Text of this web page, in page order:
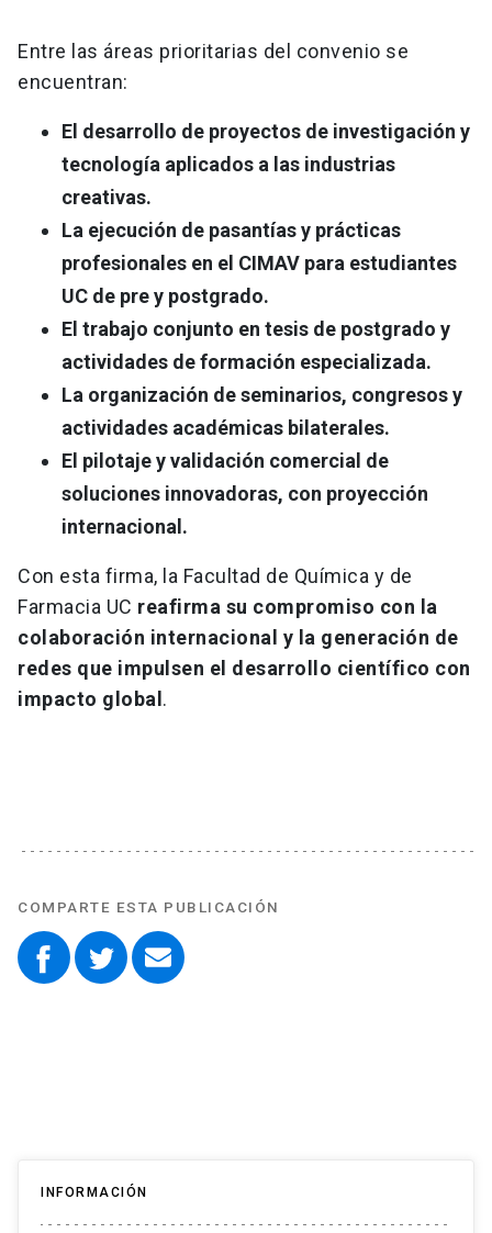
Entre las áreas prioritarias del convenio se
encuentran:
El desarrollo de proyectos de investigación y
tecnología aplicados a las industrias
creativas.
La ejecución de pasantías y prácticas
profesionales en el CIMAV para estudiantes
UC de pre y postgrado.
El trabajo conjunto en tesis de postgrado y
actividades de formación especializada.
La organización de seminarios, congresos y
actividades académicas bilaterales.
El pilotaje y validación comercial de
soluciones innovadoras, con proyección
internacional.
Con esta firma, la Facultad de Química y de
Farmacia UC reafirma su compromiso con la
colaboración internacional y la generación de
redes que impulsen el desarrollo científico con
impacto global.
COMPARTE ESTA PUBLICACIÓN
INFORMACIÓN